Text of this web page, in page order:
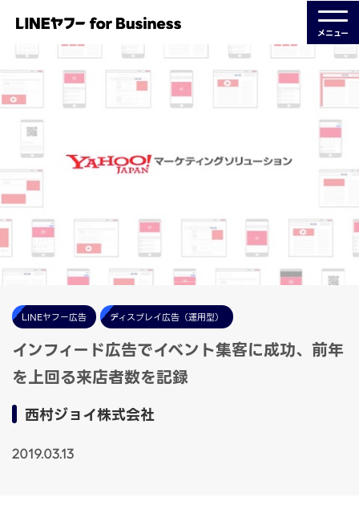
メニュー
LINEヤフー広告 ディスプレイ広告（運用型）
インフィード広告でイベント集客に成功、前年
を上回る来店者数を記録
西村ジョイ株式会社
2019.03.13